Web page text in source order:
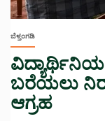
ಬೆಳ್ತಂಗಡಿ
ಬರೆಯಲು
ಆಗ್ರಹ